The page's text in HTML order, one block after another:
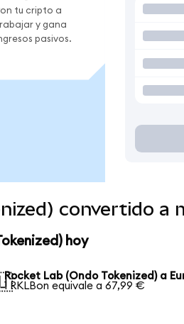
tu cripto a
y gana
pasivos.
convertido a
hoy
Rocket Lab (Ondo Tokenized) a
1 RKLBon equivale a 67,99 €